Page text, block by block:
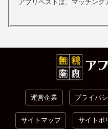
アプリベストは、マッチン
運営企業 プライバ
サイトマップ サイトポ